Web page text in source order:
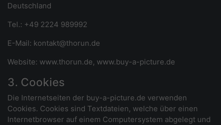
Deutschland
Tel.: +49 2224 989992
E-Mail: kontakt@thorun.de
Website: www.thorun.de, www.buy-a-picture.de
3. Cookies
Die Internetseiten der buy-a-picture.de verwenden
Cookies. Cookies sind Textdateien, welche über einen
Internetbrowser auf einem Computersystem abgelegt und